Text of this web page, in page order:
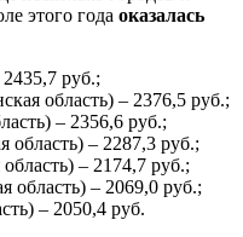
этого года оказалась
руб.;
область) – 2376,5 руб.;
– 2356,6 руб.;
– 2287,3 руб.;
– 2174,7 руб.;
область) – 2069,0 руб.;
– 2050,4 руб.